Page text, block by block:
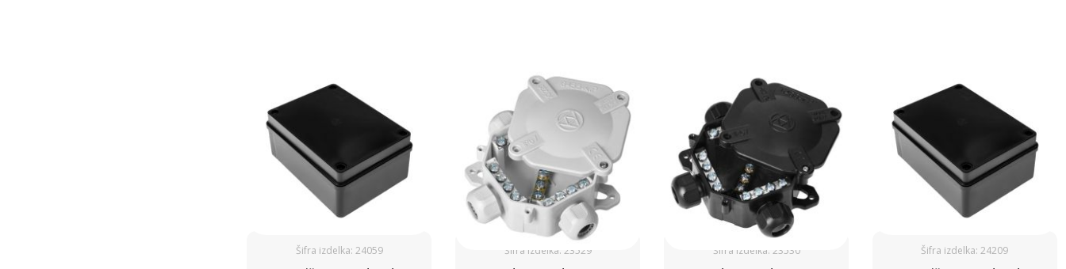
Šifra izdelka: 24059 Šifra izdelka: 23529 Šifra izdelka: 23530 Šifra izdelka: 24209